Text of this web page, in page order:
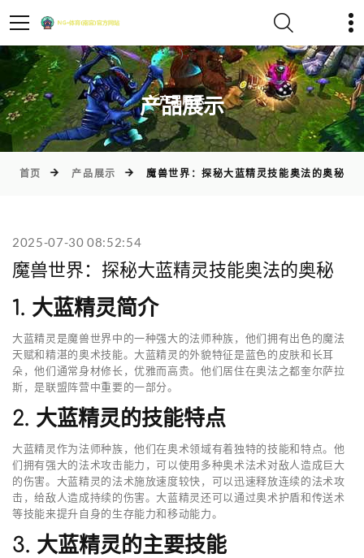
)
产品展示
首页 产品展示 魔兽世界：探秘大蓝精灵技能奥法的奥秘
2025-07-30 08:52:54
魔兽世界：探秘大蓝精灵技能奥法的奥秘
1. 大蓝精灵简介
大蓝精灵是魔兽世界中的一种强大的法师种族，他们拥有出色的魔法
天赋和精湛的奥术技能。大蓝精灵的外貌特征是蓝色的皮肤和长耳
朵，他们通常身材修长，优雅而高贵。他们居住在奥法之都奎尔萨拉
斯，是联盟阵营中重要的一部分。
2. 大蓝精灵的技能特点
大蓝精灵作为法师种族，他们在奥术领域有着独特的技能和特点。他
们拥有强大的法术攻击能力，可以使用多种奥术法术对敌人造成巨大
的伤害。大蓝精灵的法术施放速度较快，可以迅速释放连续的法术攻
击，给敌人造成持续的伤害。大蓝精灵还可以通过奥术护盾和传送术
等技能来提升自身的生存能力和移动能力。
3. 大蓝精灵的主要技能